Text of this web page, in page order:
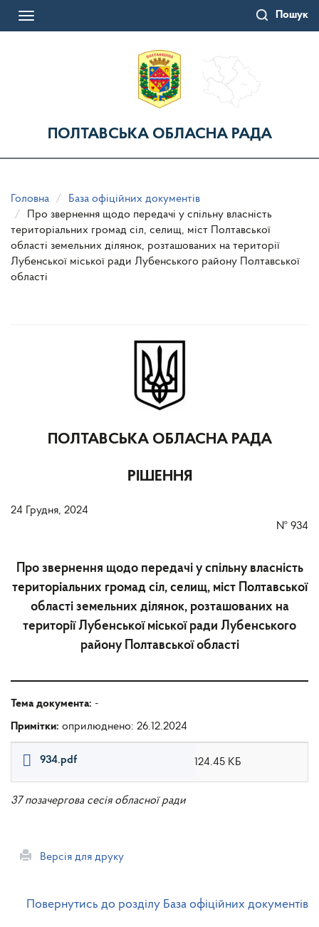
Пошук
Toggle
ПОЛТАВСЬКА ОБЛАСНА РАДА
Головна
База офіційних документів
Про звернення щодо передачі у спільну власність
територіальних громад сіл, селищ, міст Полтавської
області земельних ділянок, розташованих на території
Лубенської міської ради Лубенського району Полтавської
області
ПОЛТАВСЬКА ОБЛАСНА РАДА
РІШЕННЯ
24 Грудня, 2024
№ 934
Про звернення щодо передачі у спільну власність
територіальних громад сіл, селищ, міст Полтавської
області земельних ділянок, розташованих на
території Лубенської міської ради Лубенського
району Полтавської області
Тема документа: -
Примітки: оприлюднено: 26.12.2024
934.pdf 124.45 КБ
37 позачергова сесія обласної ради
Версія для друку
Повернутись до розділу База офіційних документів